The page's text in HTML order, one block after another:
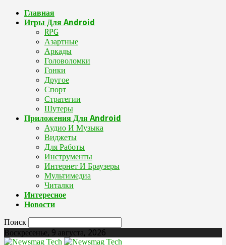
Главная
Игры Для Android
RPG
Азартные
Аркады
Головоломки
Гонки
Другое
Спорт
Стратегии
Шутеры
Приложения Для Android
Аудио И Музыка
Виджеты
Для Работы
Инструменты
Интернет И Браузеры
Мультимедиа
Читалки
Интересное
Новости
Поиск
Воскресенье, 9 августа, 2026